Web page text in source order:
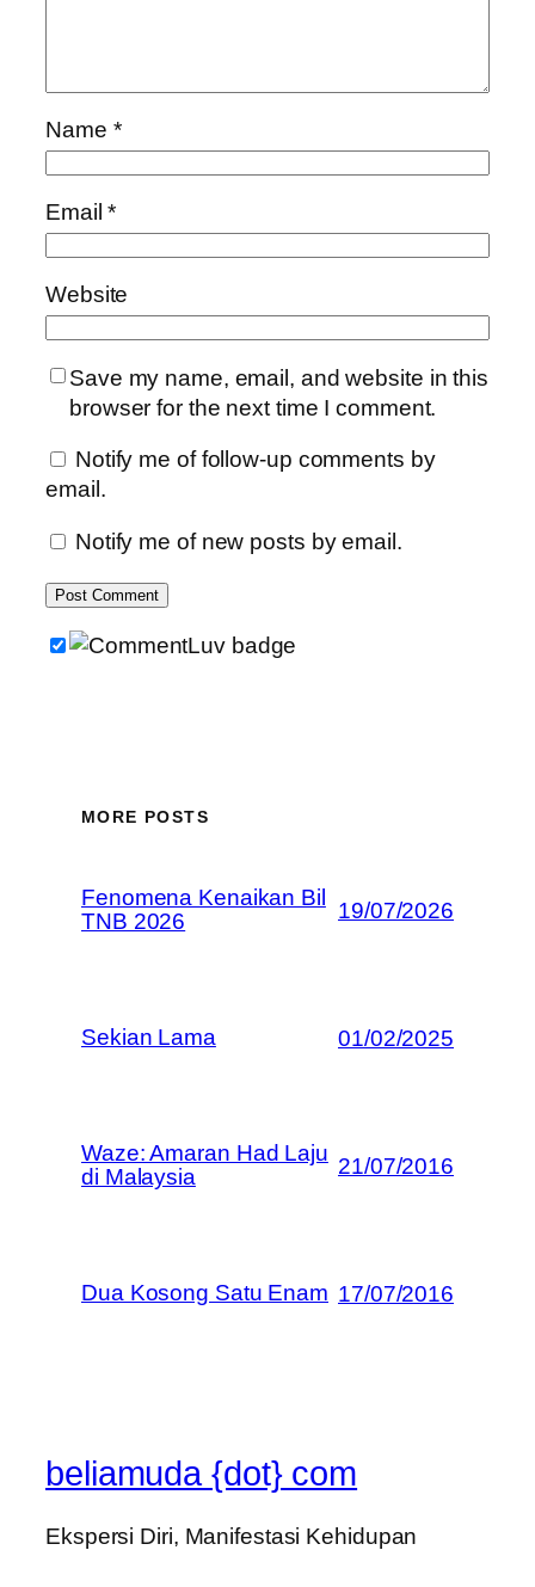
Name *
Email*
Website
Save my name, email, and website in this
browser for the next time I comment.
Notify me of follow-up comments by
email.
Notify me of new posts by email.
MORE POSTS
Fenomena Kenaikan Bil
TNB 2026
19/07/2026
Sekian Lama 01/02/2025
Waze: Amaran Had Laju
di Malaysia
21/07/2016
Dua Kosong Satu Enam 17/07/2016
beliamuda {dot} com
Ekspersi Diri, Manifestasi Kehidupan